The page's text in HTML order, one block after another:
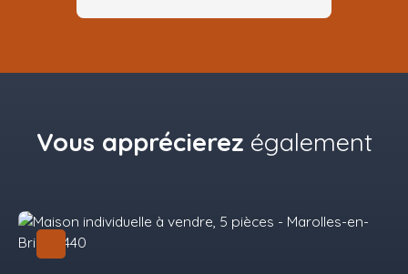
Vous apprécierez également